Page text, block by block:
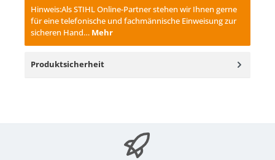
Hinweis:Als STIHL Online-Partner stehen wir Ihnen gerne
für eine telefonische und fachmännische Einweisung zur
sicheren Hand… Mehr
Produktsicherheit